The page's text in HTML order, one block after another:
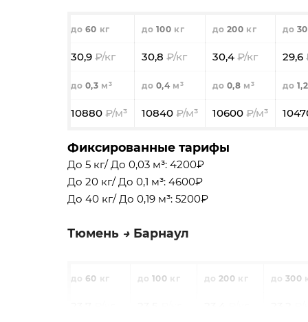
60 100 200
30,9 30,8 30,4 29,6
0,3 0,4 0,8 1,2
10880 10840 10600
Фиксированные тарифы
До 5 кг/ До 0,03 м³: 4200₽
До 20 кг/ До 0,1 м³: 4600₽
До 40 кг/ До 0,19 м³: 5200₽
Тюмень Барнаул
60 100 200 300